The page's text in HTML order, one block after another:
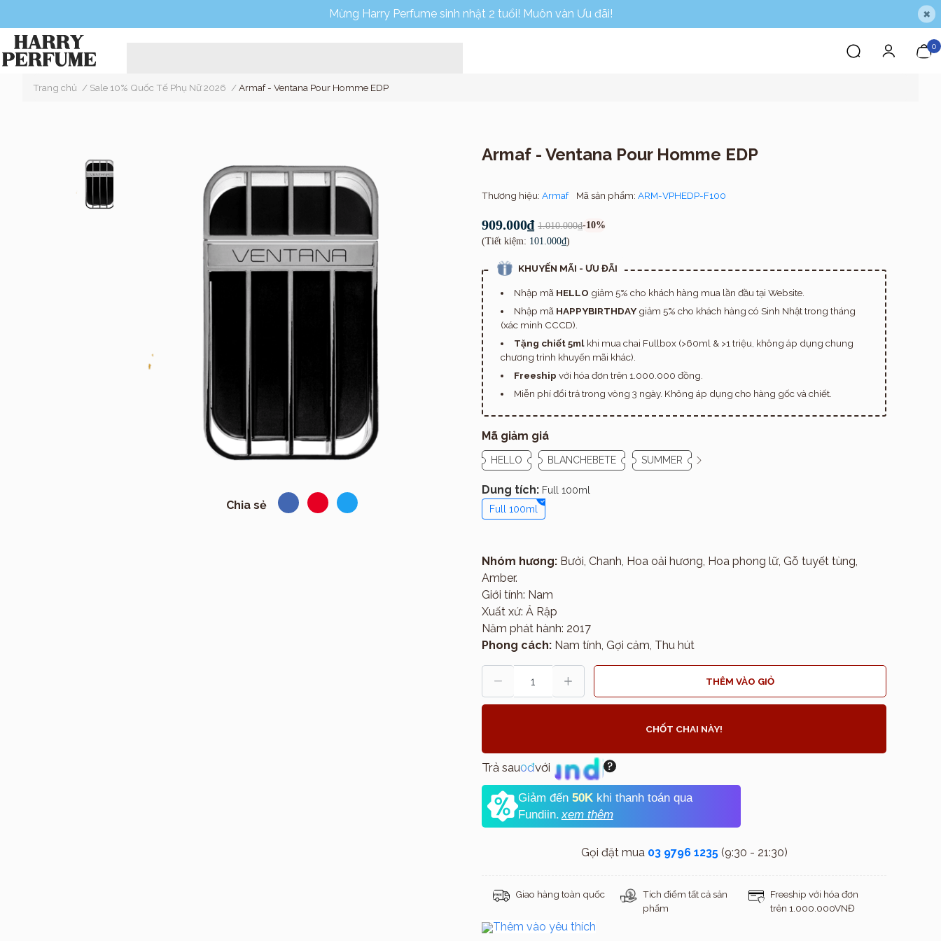
Mừng Harry Perfume sinh nhật 2 tuổi! Muôn vàn Ưu đãi! ×
Giới thiệu
0
Trang chủ / Sale 10% Quốc Tế Phụ Nữ 2026 /Armaf - Ventana Pour Homme EDP
Chia sẻ
Armaf - Ventana Pour Homme EDP
Thương hiệu: Armaf Mã sản phẩm: ARM-VPHEDP-F100
909.000₫ 1.010.000₫-10%
(Tiết kiệm: 101.000₫)
KHUYẾN MÃI - ƯU ĐÃI
Nhập mã HELLO giảm 5% cho khách hàng mua lần đầu tại Website.
Nhập mã HAPPYBIRTHDAYgiảm 5% cho khách hàng có Sinh Nhật trong tháng
(xác minh CCCD).
Tặng chiết 5mlkhi mua chai Fullbox (>60ml & >1 triệu, không áp dụng chung
chương trình khuyến mãi khác).
Freeship với hóa đơn trên 1.000.000 đồng.
Miễn phí đổi trả trong vòng 3 ngày. Không áp dụng cho hàng gốc và chiết.
Mã giảm giá
HELLO BLANCHEBETE SUMMER
Dung tích: Full 100ml
Full 100ml
Nhóm hương: Bưởi, Chanh, Hoa oải hương, Hoa phong lữ, Gỗ tuyết tùng,
Amber.
Giới tính: Nam
Xuất xứ: Ả Rập
Năm phát hành: 2017
Phong cách: Nam tính, Gợi cảm, Thu hút
THÊM VÀO GIỎ
CHỐT CHAI NÀY!
Trả sau0đvới
Giảm đến 50K khi thanh toán qua
Fundiin. xem thêm
Gọi đặt mua 03 9796 1235(9:30 - 21:30)
Giao hàng toàn quốc
Tích điểm tất cả sản
phẩm
Freeship với hóa đơn
trên 1.000.000VNĐ
Thêm vào yêu thích